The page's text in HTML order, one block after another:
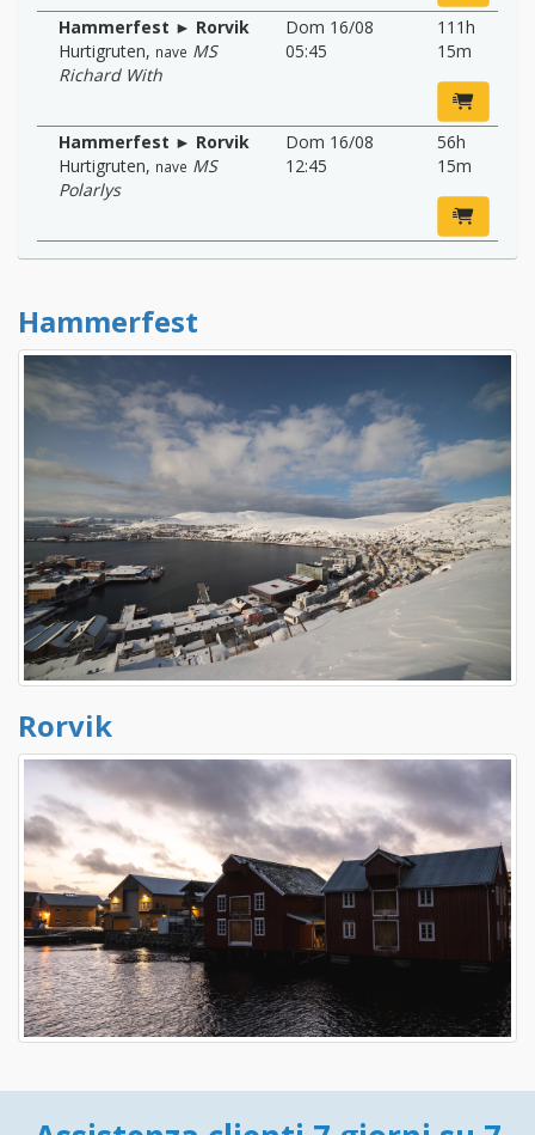
Hammerfest ► Rorvik
Hurtigruten, nave MS
Richard With
Dom 16/08
05:45
111h
15m
Hammerfest ► Rorvik
Hurtigruten, nave MS
Polarlys
Dom 16/08
12:45
56h
15m
Hammerfest
Rorvik